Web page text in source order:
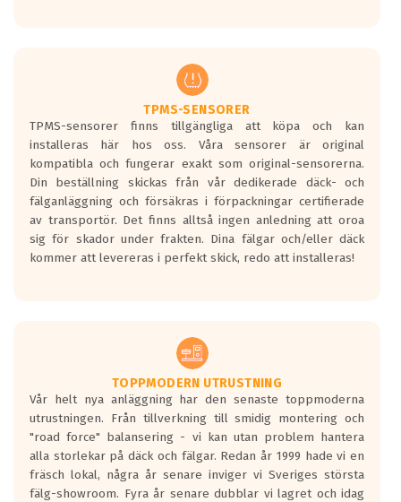
regelverket som introduceras år 2016.
Ett däck med två svarta vågor är redan
godkända för år 2016 nya regelverk.
Ett däck med en svart våg kommer vara
minst tre decibel tystare än det
regelverk som börjar gälla 2016.
TPMS-SENSORER
TPMS-sensorer finns tillgängliga att köpa och kan
installeras här hos oss. Våra sensorer är original
kompatibla och fungerar exakt som original-sensorerna.
Din beställning skickas från vår dedikerade däck- och
fälganläggning och försäkras i förpackningar certifierade
av transportör. Det finns alltså ingen anledning att oroa
sig för skador under frakten. Dina fälgar och/eller däck
kommer att levereras i perfekt skick, redo att installeras!
TOPPMODERN UTRUSTNING
Vår helt nya anläggning har den senaste toppmoderna
utrustningen. Från tillverkning till smidig montering och
"road force" balansering - vi kan utan problem hantera
alla storlekar på däck och fälgar. Redan år 1999 hade vi en
fräsch lokal, några år senare inviger vi Sveriges största
fälg-showroom. Fyra år senare dubblar vi lagret och idag